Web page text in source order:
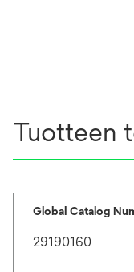
Tuotteen
Global Catalog
29190160